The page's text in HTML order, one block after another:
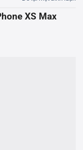
XS Max